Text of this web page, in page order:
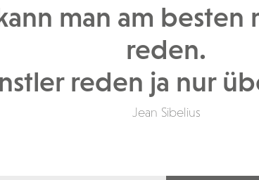
man am
reden.
reden ja nur
Jean Sibelius